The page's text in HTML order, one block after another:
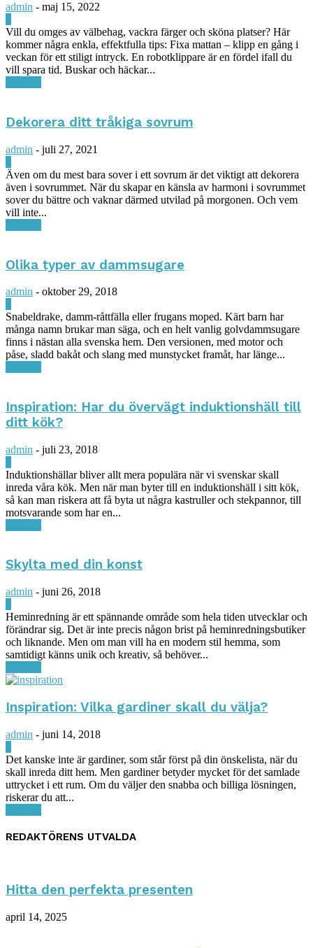
admin - maj 15, 2022
Vill du omges av välbehag, vackra färger och sköna platser? Här
kommer några enkla, effektfulla tips: Fixa mattan – klipp en gång i
veckan för ett stiligt intryck. En robotklippare är en fördel ifall du
vill spara tid. Buskar och häckar...
Dekorera ditt tråkiga sovrum
admin - juli 27, 2021
Även om du mest bara sover i ett sovrum är det viktigt att dekorera
även i sovrummet. När du skapar en känsla av harmoni i sovrummet
sover du bättre och vaknar därmed utvilad på morgonen. Och vem
vill inte...
Olika typer av dammsugare
admin - oktober 29, 2018
Snabeldrake, damm-råttfälla eller frugans moped. Kärt barn har
många namn brukar man säga, och en helt vanlig golvdammsugare
finns i nästan alla svenska hem. Den versionen, med motor och
påse, sladd bakåt och slang med munstycket framåt, har länge...
Inspiration: Har du övervägt induktionshäll till
ditt kök?
admin - juli 23, 2018
Induktionshällar bliver allt mera populära när vi svenskar skall
inreda våra kök. Men när man byter till en induktionshäll i sitt kök,
så kan man riskera att få byta ut några kastruller och stekpannor, till
motsvarande som har en...
Skylta med din konst
admin - juni 26, 2018
Heminredning är ett spännande område som hela tiden utvecklar och
förändrar sig. Det är inte precis någon brist på heminredningsbutiker
och liknande. Men om man vill ha en modern stil hemma, som
samtidigt känns unik och kreativ, så behöver...
Inspiration: Vilka gardiner skall du välja?
admin - juni 14, 2018
Det kanske inte är gardiner, som står först på din önskelista, när du
skall inreda ditt hem. Men gardiner betyder mycket för det samlade
uttrycket i ett rum. Om du väljer den snabba och billiga lösningen,
riskerar du att...
REDAKTÖRENS UTVALDA
Hitta den perfekta presenten
april 14, 2025